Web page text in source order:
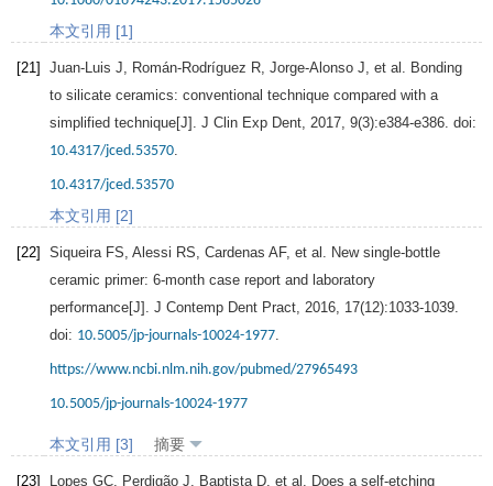
本文引用 [1]
[21] Juan-Luis J Román-Rodríguez R Jorge-Alonso J , et al. Bonding
to silicate ceramics: conventional technique compared with a
simplified technique[J]. J Clin Exp Dent 2017 9(3):e384-e386. doi:
10.4317/jced.53570
10.4317/jced.53570
本文引用 [2]
[22] Siqueira FS Alessi RS Cardenas AF, et al. New single-bottle
ceramic primer: 6-month case report and laboratory
performance[J]. J Contemp Dent Pract 2016 17(12):1033-1039.
doi: 10.5005/jp-journals-10024-1977
https://www.ncbi.nlm.nih.gov/pubmed/27965493
10.5005/jp-journals-10024-1977
本文引用 [3] 摘要
[23] Lopes GC Perdigão J Baptista D , et al. Does a self-etching